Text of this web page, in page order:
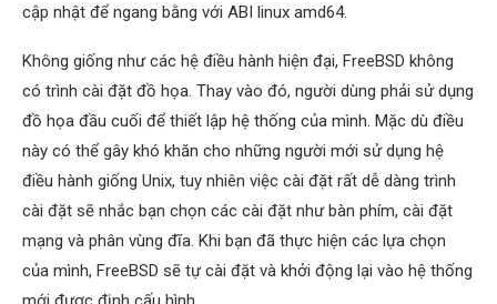
cập nhật để ngang bằng với ABI linux amd64.
Không giống như các hệ điều hành hiện đại, FreeBSD không
có trình cài đặt đồ họa. Thay vào đó, người dùng phải sử dụng
đồ họa đầu cuối để thiết lập hệ thống của mình. Mặc dù điều
này có thể gây khó khăn cho những người mới sử dụng hệ
điều hành giống Unix, tuy nhiên việc cài đặt rất dễ dàng trình
cài đặt sẽ nhắc bạn chọn các cài đặt như bàn phím, cài đặt
mạng và phân vùng đĩa. Khi bạn đã thực hiện các lựa chọn
của mình, FreeBSD sẽ tự cài đặt và khởi động lại vào hệ thống